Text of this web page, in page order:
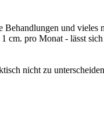
und vieles
pro Monat - lässt
nicht zu